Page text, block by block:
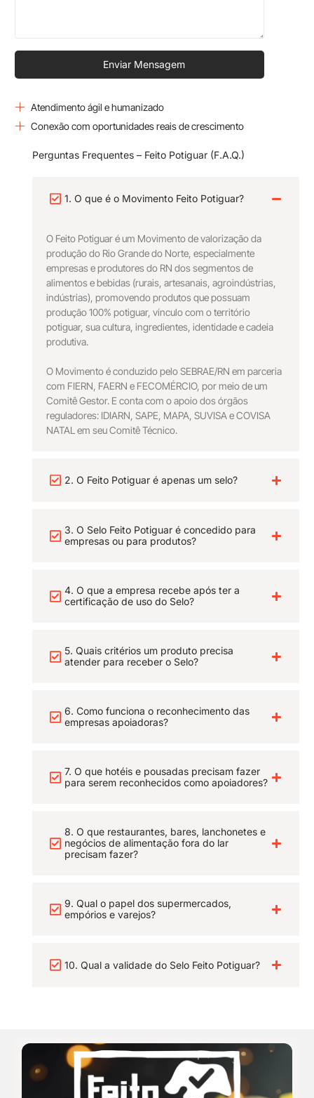
Enviar Mensagem
Atendimento ágil e humanizado
Conexão com oportunidades reais de crescimento
Perguntas Frequentes – Feito Potiguar (F.A.Q.)
1. O que é o Movimento Feito Potiguar?
O Feito Potiguar é um Movimento de valorização da
produção do Rio Grande do Norte, especialmente
empresas e produtores do RN dos segmentos de
alimentos e bebidas (rurais, artesanais, agroindústrias,
indústrias), promovendo produtos que possuam
produção 100% potiguar, vínculo com o território
potiguar, sua cultura, ingredientes, identidade e cadeia
produtiva.
O Movimento é conduzido pelo SEBRAE/RN em parceria
com FIERN, FAERN e FECOMÉRCIO, por meio de um
Comitê Gestor. E conta com o apoio dos órgãos
reguladores: IDIARN, SAPE, MAPA, SUVISA e COVISA
NATAL em seu Comitê Técnico.
2. O Feito Potiguar é apenas um selo?
3. O Selo Feito Potiguar é concedido para
empresas ou para produtos?
4. O que a empresa recebe após ter a
certificação de uso do Selo?
5. Quais critérios um produto precisa
atender para receber o Selo?
6. Como funciona o reconhecimento das
empresas apoiadoras?
7. O que hotéis e pousadas precisam fazer
para serem reconhecidos como apoiadores?
8. O que restaurantes, bares, lanchonetes e
negócios de alimentação fora do lar
precisam fazer?
9. Qual o papel dos supermercados,
empórios e varejos?
10. Qual a validade do Selo Feito Potiguar?